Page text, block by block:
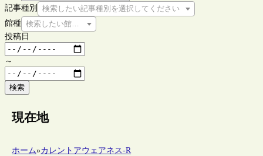
記事種別
検索したい記事種別を選択してください
館種 検索したい館種を選択してください
投稿日
～
検索
現在地
ホーム»カレントアウェアネス-R